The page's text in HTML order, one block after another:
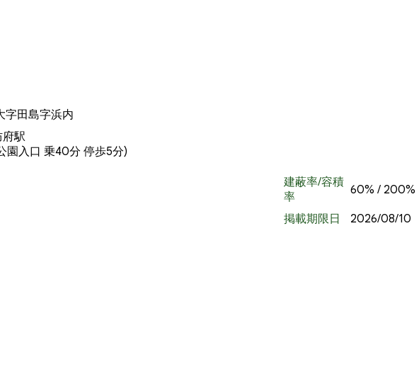
字田島字浜内
府駅
園入口 乗40分 停歩5分)
建蔽率/容積
率
60% / 200%
掲載期限日
2026/08/10